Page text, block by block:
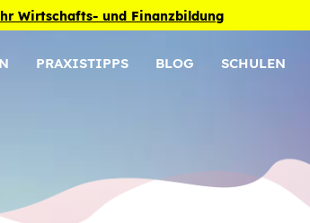
Wirtschafts- und Finanzbildung
PRAXISTIPPS BLOG SCHULEN